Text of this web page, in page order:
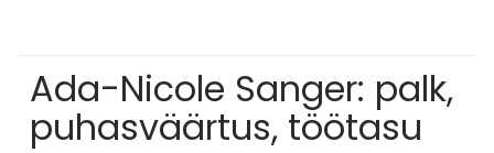
Ada-Nicole Sanger: palk,
puhasväärtus, töötasu